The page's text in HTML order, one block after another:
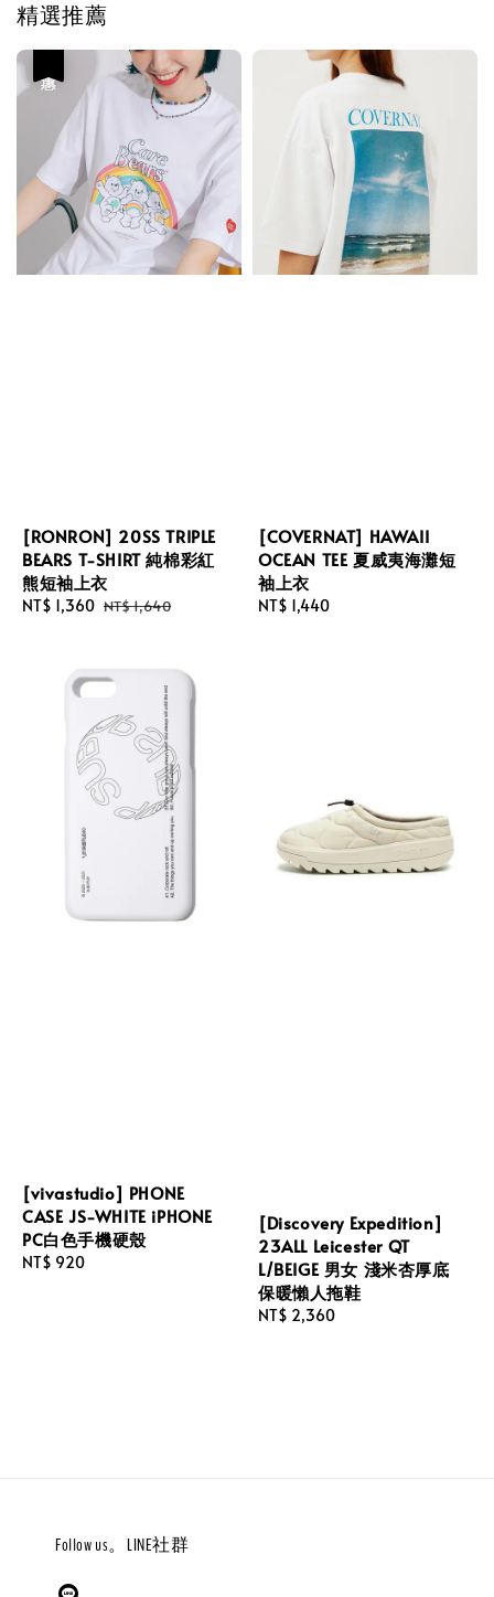
精選推薦
[RONRON] 20SS TRIPLE
BEARS T-SHIRT 純棉彩紅
熊短袖上衣
Sale
NT$ 1,360 Regular
NT$ 1,640
[COVERNAT] HAWAII
OCEAN TEE 夏威夷海灘短
袖上衣
Regular
NT$ 1,440
[vivastudio] PHONE
CASE JS-WHITE iPHONE
PC白色手機硬殼
Regular
NT$ 920
[Discovery Expedition]
23ALL Leicester QT
L/BEIGE 男女 淺米杏厚底
保暖懶人拖鞋
Regular
NT$ 2,360
Follow us。LINE社群